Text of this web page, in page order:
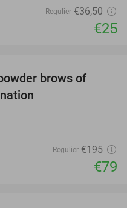
Regulier €36,50
€25
brows of
Regulier €195
€79